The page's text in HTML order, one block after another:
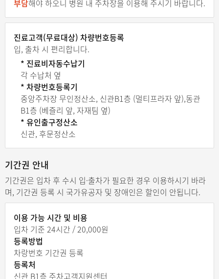
부담해야 하오니 병원 내 주차장을 이용해 주시기 바랍니다.
진료고객(무료대상) 차량번호등록
입, 출차 시 편리합니다.
* 진료비자동수납기
각 수납처 옆
* 차량번호등록기
중앙주차장 무인정산소, 신관B1층 (멀티프라자 앞),동관
B1층 (베즐리 앞, 자재팀 옆)
* 유인출구정산소
신관, 후문정산소
기간권 안내
기간권은 입차 후 수시 입·출차가 필요한 경우 이용하시기 바라
며, 기간권 등록 시 국가유공자 및 장애인은 할인이 안됩니다.
이용 가능 시간 및 비용
입차 기준 24시간 / 20,000원
등록방법
차랑번호 기간권 등록
등록처
신관 B1층 주차고객지원센터